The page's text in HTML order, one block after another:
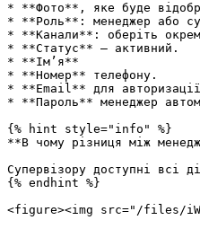
* **Фото**, яке буде
* **Роль**: менеджер або
* **Канали**: оберіть
* **Статус** – активний.
* **Ім’я**
* **Номер** телефону.
* **Email** для
* **Пароль** менеджер
{% hint style="info" %}
**В чому різниця між
Супервізору доступні всі
{% endhint %}
<figure><img src="/files/